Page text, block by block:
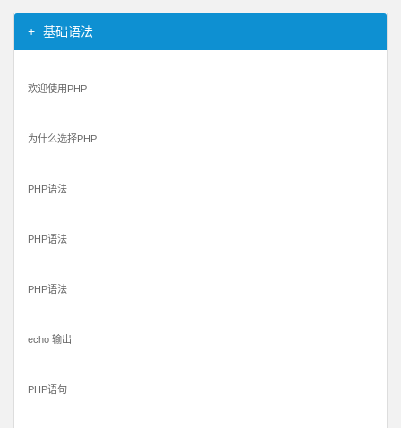
基础语法
欢迎使用PHP
为什么选择PHP
PHP语法
PHP语法
PHP语法
echo 输出
PHP语句